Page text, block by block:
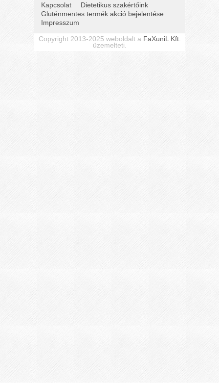
Kapcsolat
Dietetikus szakértőink
Gluténmentes termék akció bejelentése
Impresszum
Copyright 2013-2025 weboldalt a FaXuniL Kft.
üzemelteti.